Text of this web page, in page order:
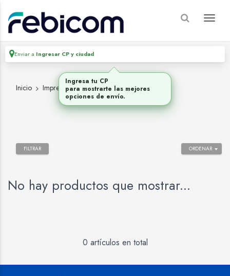
Enviar a Ingresar CP y ciudad
Inicio Impresoras TINTAS P/PLOTTERS
ORDENAR
FILTRAR
No hay productos que mostrar...
0 artículos en total
Ingresa tu CP
para mostrarte las mejores
opciones de envío.